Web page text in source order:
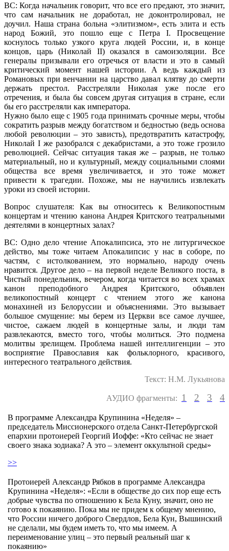
ВС: Когда начальник говорит, что все его предают, это значит,
что сам начальник не доработал, не доконтролировал, не
доучил. Наша страна больна «элитизмом», есть элита и есть
народ Божий, это пошло еще с Петра I. Просвещение
коснулось только узкого круга людей России, и, в конце
концов, царь (Николай II) оказался в самоизоляции. Все
генералы призывали его отречься от власти и это в самый
критический момент нашей истории. А ведь каждый из
Романовых при венчании на царство давал клятву до смерти
держать престол. Расстреляли Николая уже после его
отречения, и была бы совсем другая ситуация в стране, если
бы его расстреляли как императора.
Нужно было еще с 1905 года принимать срочные меры, чтобы
сократить разрыв между богатством и бедностью (ведь основа
любой революции – это зависть), предотвратить катастрофу,
Николай I же разобрался с декабристами, а это тоже грозило
революцией. Сейчас ситуация такая же – разрыв, не только
материальный, но и культурный, между социальными слоями
общества все время увеличивается, и это тоже может
привести к трагедии. Похоже, мы не научились извлекать
уроки из своей истории.
Вопрос слушателя: Как вы относитесь к Великопостным
концертам и чтению канона Андрея Критского театральными
деятелями в концертных залах?
ВС: Одно дело чтение Апокалипсиса, это не литургическое
действо, мы тоже читаем Апокалипсис у нас в соборе, по
частям, с истолкованием, это нормально, народу очень
нравится. Другое дело – на первой неделе Великого поста, в
Чистый понедельник, вечером, когда читается во всех храмах
канон преподобного Андрея Критского, объявлен
великопостный концерт с чтением этого же канона
монахиней из Белоруссии и объяснениями. Это вызывает
большое смущение: мы берем из Церкви все самое лучшее,
чистое, сажаем людей в концертные залы, и люди там
развлекаются, вместо того, чтобы молиться. Это подмена
молитвы зрелищем. Проблема нашей интеллигенции – это
восприятие Православия как фольклорного, красивого,
интересного театрального действия.
Текст: Н.М. Лукьянова
АУДИО фрагменты: 1 2 3 4
В программе Александра Крупинина «Неделя» –
председатель Миссионерского отдела Санкт-Петербургской
епархии протоиерей Георгий Иоффе: «Кто сейчас не знает
своего знака зодиака? А это – элемент оккультной среды»
>>
Протоиерей Александр Рябков в программе Александра
Крупинина «Неделя»: «Если в обществе до сих пор еще есть
добрые чувства по отношению к Бела Куну, значит, оно не
готово к покаянию. Пока мы не придем к общему мнению,
что России ничего доброго Свердлов, Бела Кун, Вышинский
не сделали, мы будем иметь то, что мы имеем. А
переименование улиц – это первый реальный шаг к
покаянию»